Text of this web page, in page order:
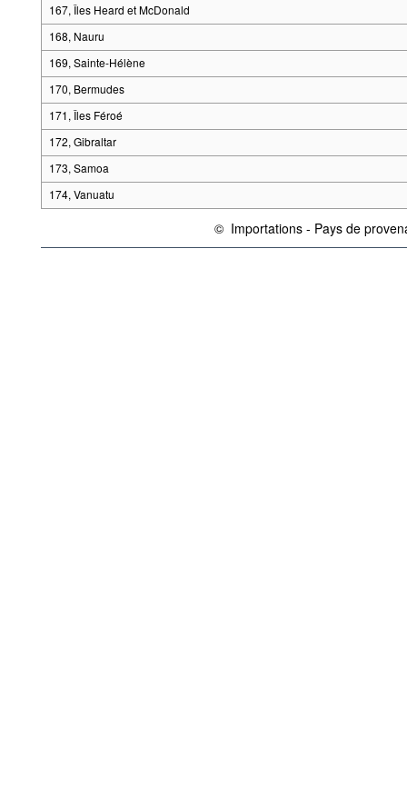
167, Îles Heard et McDonald
168, Nauru
169, Sainte-Hélène
170, Bermudes
171, Îles Féroé
172, Gibraltar
173, Samoa
174, Vanuatu
©
{link} Conditions d'utilisation
Importations - Pays de